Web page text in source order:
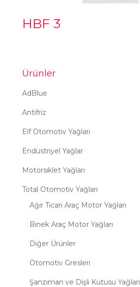
HBF 3
Ürünler
AdBlue
Antifriz
Elf Otomotiv Yağları
Endüstriyel Yağlar
Motorsiklet Yağları
Total Otomotiv Yağları
Ağır Ticari Araç Motor Yağları
Binek Araç Motor Yağları
Diğer Ürünler
Otomotiv Gresleri
Şanzıman ve Dişli Kutusu Yağları